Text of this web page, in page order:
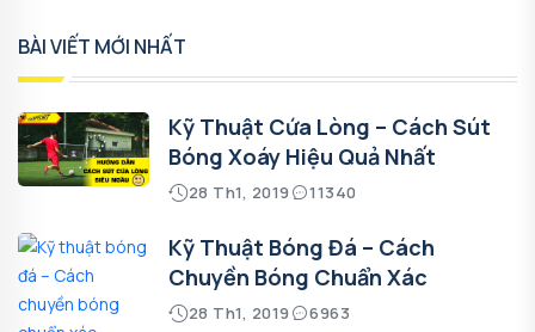
BÀI VIẾT MỚI NHẤT
Kỹ Thuật Cứa Lòng – Cách Sút
Bóng Xoáy Hiệu Quả Nhất
28 Th1, 2019 11340
Kỹ Thuật Bóng Đá – Cách
Chuyền Bóng Chuẩn Xác
28 Th1, 2019 6963